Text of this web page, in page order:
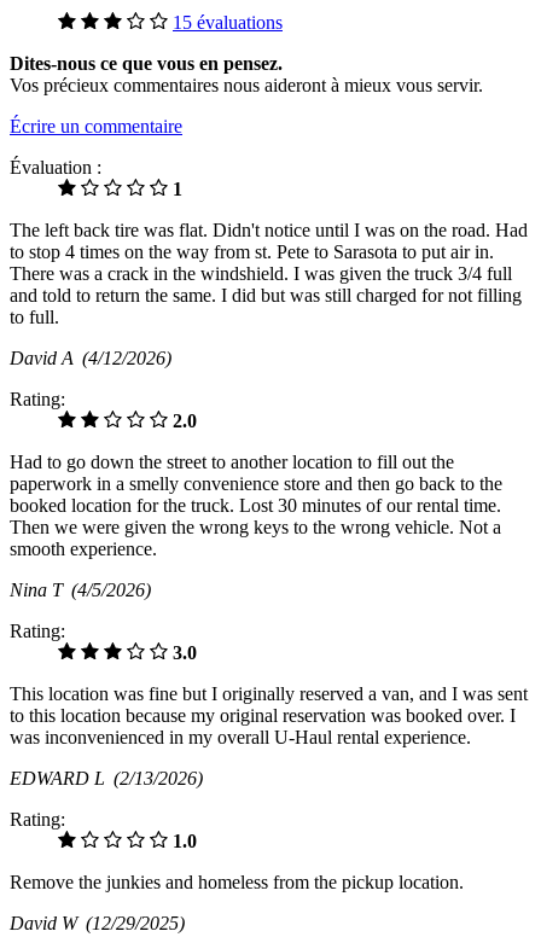
15 évaluations
Dites-nous ce que vous en pensez.
Vos précieux commentaires nous aideront à mieux vous servir.
Écrire un commentaire
Évaluation :
1
The left back tire was flat. Didn't notice until I was on the road. Had
to stop 4 times on the way from st. Pete to Sarasota to put air in.
There was a crack in the windshield. I was given the truck 3/4 full
and told to return the same. I did but was still charged for not filling
to full.
David A (4/12/2026)
Rating:
2.0
Had to go down the street to another location to fill out the
paperwork in a smelly convenience store and then go back to the
booked location for the truck. Lost 30 minutes of our rental time.
Then we were given the wrong keys to the wrong vehicle. Not a
smooth experience.
Nina T (4/5/2026)
Rating:
3.0
This location was fine but I originally reserved a van, and I was sent
to this location because my original reservation was booked over. I
was inconvenienced in my overall U-Haul rental experience.
EDWARD L (2/13/2026)
Rating:
1.0
Remove the junkies and homeless from the pickup location.
David W (12/29/2025)